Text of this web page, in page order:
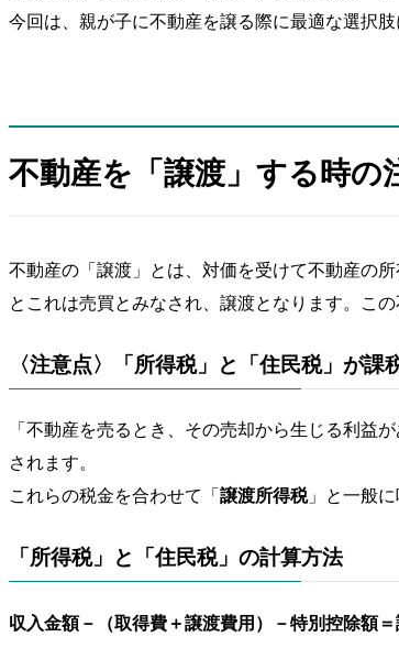
今回は、親が子に不動産を譲る際に最適な選択
不動産を「譲渡」する時の
不動産の「譲渡」とは、対価を受けて不動産の
とこれは売買とみなされ、譲渡となります。こ
〈注意点〉「所得税」と「住民税」が課
「不動産を売るとき、その売却から生じる利益
されます。
これらの税金を合わせて「 譲渡所得税」と一般に
「所得税」と「住民税」の計算方法
収入金額－（取得費＋譲渡費用）－特別控除額